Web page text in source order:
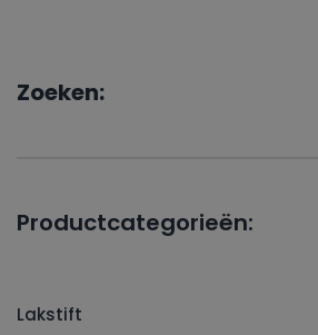
Zoeken:
Productcategorieën:
Lakstift